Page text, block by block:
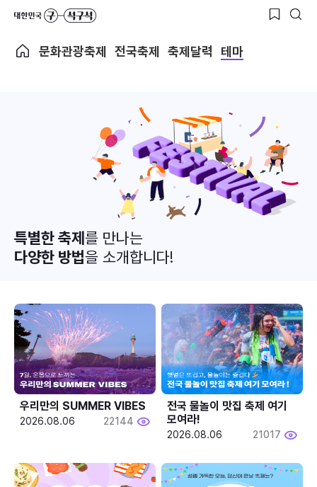
문화관광축제 전국축제 축제달력 테마
특별한 축제를 만나는
다양한 방법을 소개합니다!
우리만의 SUMMER VIBES
2026.08.06 22144
전국 물놀이 맛집 축제 여기
모여라!
2026.08.06 21017